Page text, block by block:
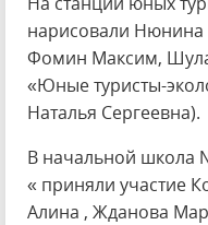
нарисовали Нюнина
Фомин Максим,
«Юные туристы-
Наталья Сергеевна).
В начальной школа
« приняли участие
Алина , Жданова